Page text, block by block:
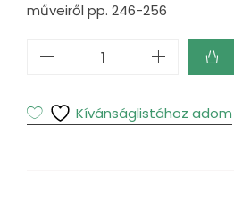
műveiről pp. 246-256
a
befejezés”
Kívánságlistához adom